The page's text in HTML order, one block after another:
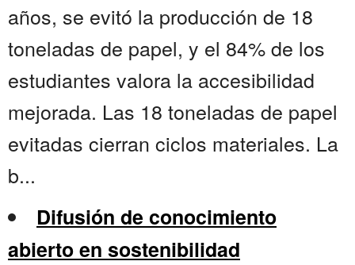
años, se evitó la producción de 18
toneladas de papel, y el 84% de los
estudiantes valora la accesibilidad
mejorada. Las 18 toneladas de papel
evitadas cierran ciclos materiales. La
b...
Difusión de conocimiento
abierto en sostenibilidad